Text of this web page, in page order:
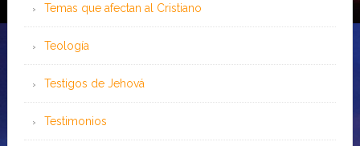
Temas que afectan al Cristiano
Teología
Testigos de Jehová
Testimonios